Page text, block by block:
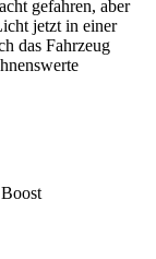
gefahren, aber
jetzt in einer
das Fahrzeug